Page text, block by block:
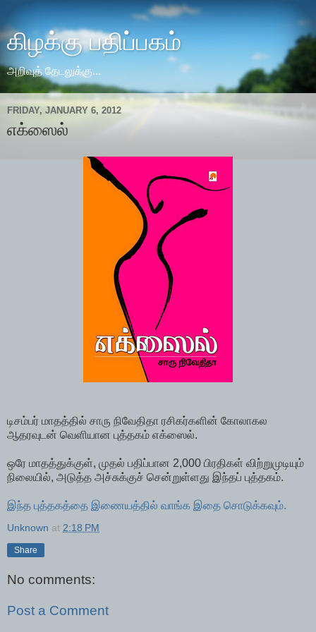
கிழக்கு பதிப்பகம்
அறிவுத் தேடலுக்கு...
FRIDAY, JANUARY 6, 2012
எக்ஸைல்
டிசம்பர் மாதத்தில் சாரு நிவேதிதா ரசிகர்களின் கோலாகல
ஆதரவுடன் வெளியான புத்தகம் எக்ஸைல்.
ஒரே மாதத்துக்குள், முதல் பதிப்பான 2,000 பிரதிகள் விற்றுமுடியும்
நிலையில், அடுத்த அச்சுக்குச் சென்றுள்ளது இந்தப் புத்தகம்.
இந்த புத்தகத்தை இணையத்தில் வாங்க இதை சொடுக்கவும்.
Unknown at 2:18 PM
Share
No comments:
Post a Comment